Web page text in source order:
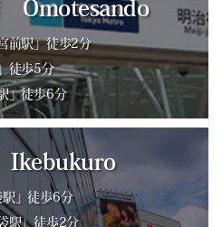
Omotesando
前駅」徒歩2分
徒歩5分
」徒歩6分
駅」徒歩6分
駅」徒歩2分